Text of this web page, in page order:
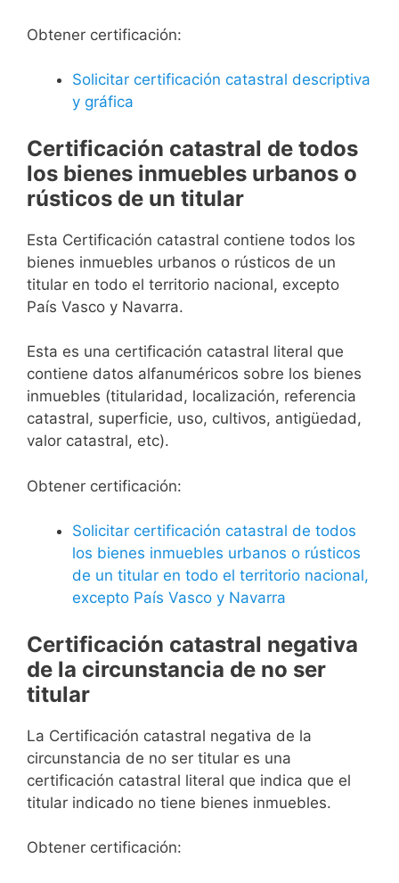
Obtener certificación:
Solicitar certificación catastral descriptiva
y gráfica
Certificación catastral de todos
los bienes inmuebles urbanos o
rústicos de un titular
Esta Certificación catastral contiene todos los
bienes inmuebles urbanos o rústicos de un
titular en todo el territorio nacional, excepto
País Vasco y Navarra.
Esta es una certificación catastral literal que
contiene datos alfanuméricos sobre los bienes
inmuebles (titularidad, localización, referencia
catastral, superficie, uso, cultivos, antigüedad,
valor catastral, etc).
Obtener certificación:
Solicitar certificación catastral de todos
los bienes inmuebles urbanos o rústicos
de un titular en todo el territorio nacional,
excepto País Vasco y Navarra
Certificación catastral negativa
de la circunstancia de no ser
titular
La Certificación catastral negativa de la
circunstancia de no ser titular es una
certificación catastral literal que indica que el
titular indicado no tiene bienes inmuebles.
Obtener certificación: